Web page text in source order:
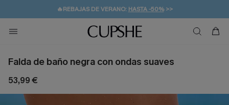
💌¡SUSCRIBIRSE & GANAR -10% EXTRA!
🚚ENVÍO GRATUITO A PARTIR DE 49 € >>
Falda de baño negra con ondas suaves
53,99 €